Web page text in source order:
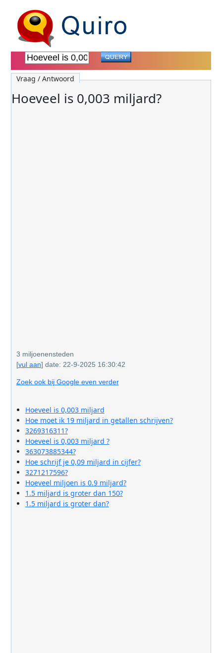
Vraag / Antwoord
Hoeveel is 0,003 miljard?
3 miljoenensteden
[vul aan] date: 22-9-2025 16:30:42
Zoek ook bij Google even verder
Hoeveel is 0,003 miljard
Hoe moet ik 19 miljard in getallen schrijven?
3269316311?
Hoeveel is 0,003 miljard ?
363073885344?
Hoe schrijf je 0,09 miljard in cijfer?
3271217596?
Hoeveel miljoen is 0.9 miljard?
1.5 miljard is groter dan 150?
1.5 miljard is groter dan?